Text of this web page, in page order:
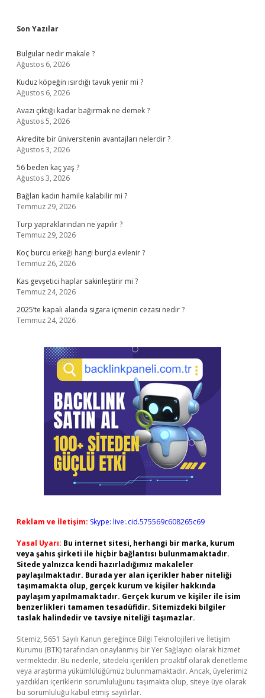
Sidebar
Son Yazılar
Bulgular nedir makale ?
Ağustos 6, 2026
Kuduz köpeğin ısırdığı tavuk yenir mi ?
Ağustos 6, 2026
Avazı çıktığı kadar bağırmak ne demek ?
Ağustos 5, 2026
Akredite bir üniversitenin avantajları nelerdir ?
Ağustos 3, 2026
56 beden kaç yaş ?
Ağustos 3, 2026
Bağlan kadın hamile kalabilir mi ?
Temmuz 29, 2026
Turp yapraklarından ne yapılır ?
Temmuz 29, 2026
Koç burcu erkeği hangi burçla evlenir ?
Temmuz 26, 2026
Kas gevşetici haplar sakinleştirir mi ?
Temmuz 24, 2026
2025’te kapalı alanda sigara içmenin cezası nedir ?
Temmuz 24, 2026
Reklam ve İletişim: Skype: live:.cid.575569c608265c69
Yasal Uyarı: Bu internet sitesi, herhangi bir marka, kurum
veya şahıs şirketi ile hiçbir bağlantısı bulunmamaktadır.
Sitede yalnızca kendi hazırladığımız makaleler
paylaşılmaktadır. Burada yer alan içerikler haber niteliği
taşımamakta olup, gerçek kurum ve kişiler hakkında
paylaşım yapılmamaktadır. Gerçek kurum ve kişiler ile isim
benzerlikleri tamamen tesadüfidir. Sitemizdeki bilgiler
taslak halindedir ve tavsiye niteliği taşımazlar.
Sitemiz, 5651 Sayılı Kanun gereğince Bilgi Teknolojileri ve İletişim
Kurumu (BTK) tarafından onaylanmış bir Yer Sağlayıcı olarak hizmet
vermektedir. Bu nedenle, sitedeki içerikleri proaktif olarak denetleme
veya araştırma yükümlülüğümüz bulunmamaktadır. Ancak, üyelerimiz
yazdıkları içeriklerin sorumluluğunu taşımakta olup, siteye üye olarak
bu sorumluluğu kabul etmiş sayılırlar.